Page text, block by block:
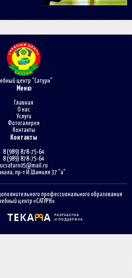
центр “Сатурн”
Меню
Главная
О нас
Услуги
Фотогалерея
Контакты
Контакты
8 (989) 878-75-64
8 (989) 878-75-64
ucsaturn05@mail.ru
пр-т И.Шамиля 37 “а”
профессионального образования
центр «САТУРН»